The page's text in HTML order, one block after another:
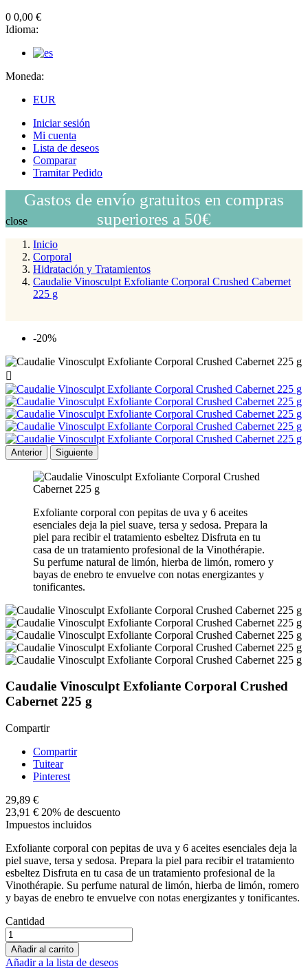
0 0,00 €
Idioma:
Moneda:
EUR
Iniciar sesión
Mi cuenta
Lista de deseos
Comparar
Tramitar Pedido
Gastos de envío gratuitos en compras
superiores a 50€
close
Inicio
Corporal
Hidratación y Tratamientos
Caudalie Vinosculpt Exfoliante Corporal Crushed Cabernet
225 g
-20%

Anterior Siguiente
Exfoliante corporal con pepitas de uva y 6 aceites
esenciales deja la piel suave, tersa y sedosa. Prepara la
piel para recibir el tratamiento esbeltez Disfruta en tu
casa de un tratamiento profesional de la Vinothérapie.
Su perfume natural de limón, hierba de limón, romero y
bayas de enebro te envuelve con notas energizantes y
tonificantes.
Caudalie Vinosculpt Exfoliante Corporal Crushed
Cabernet 225 g
Compartir
Compartir
Tuitear
Pinterest
29,89 €
23,91 € 20% de descuento
Impuestos incluidos
Exfoliante corporal con pepitas de uva y 6 aceites esenciales deja la
piel suave, tersa y sedosa. Prepara la piel para recibir el tratamiento
esbeltez Disfruta en tu casa de un tratamiento profesional de la
Vinothérapie. Su perfume natural de limón, hierba de limón, romero
y bayas de enebro te envuelve con notas energizantes y tonificantes.
Cantidad
Añadir al carrito
Añadir a la lista de deseos